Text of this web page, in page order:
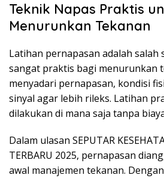
Teknik Napas Praktis
Menurunkan Tekanan
Latihan pernapasan adalah salah
sangat praktis bagi menurunkan
menyadari pernapasan, kondisi
sinyal agar lebih rileks. Latihan
dilakukan di mana saja tanpa
Dalam ulasan SEPUTAR
TERBARU 2025, pernapasan
awal manajemen tekanan.